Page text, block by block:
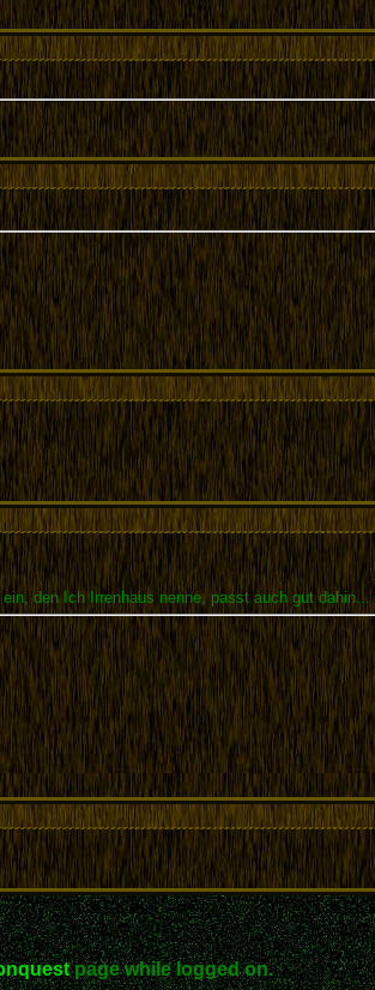
den Ich Irrenhaus nenne, passt auch gut dahin...
page while logged on.